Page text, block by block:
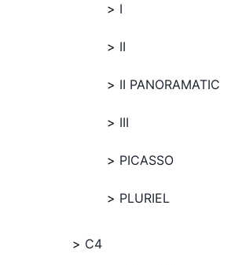
I
II
II PANORAMATIC
III
PICASSO
PLURIEL
C4